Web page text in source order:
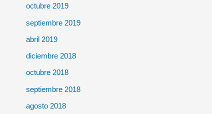
octubre 2019
septiembre 2019
abril 2019
diciembre 2018
octubre 2018
septiembre 2018
agosto 2018